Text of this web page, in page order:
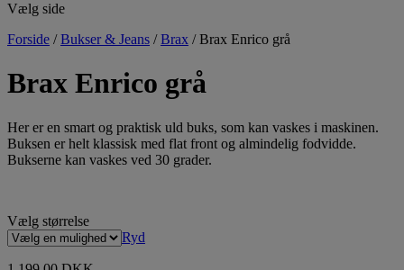
Vælg side
Forside /Bukser & Jeans /Brax / Brax Enrico grå
Brax Enrico grå
Her er en smart og praktisk uld buks, som kan vaskes i maskinen.
Buksen er helt klassisk med flat front og almindelig fodvidde.
Bukserne kan vaskes ved 30 grader.
Vælg størrelse
Ryd